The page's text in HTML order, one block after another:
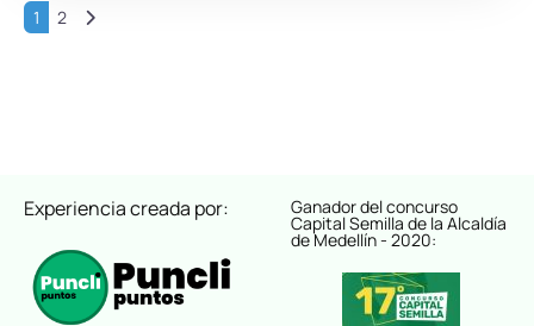
1 2 Entradas anteriores
Experiencia creada por: Ganador del concurso
Capital Semilla de la Alcaldía
de Medellín - 2020: